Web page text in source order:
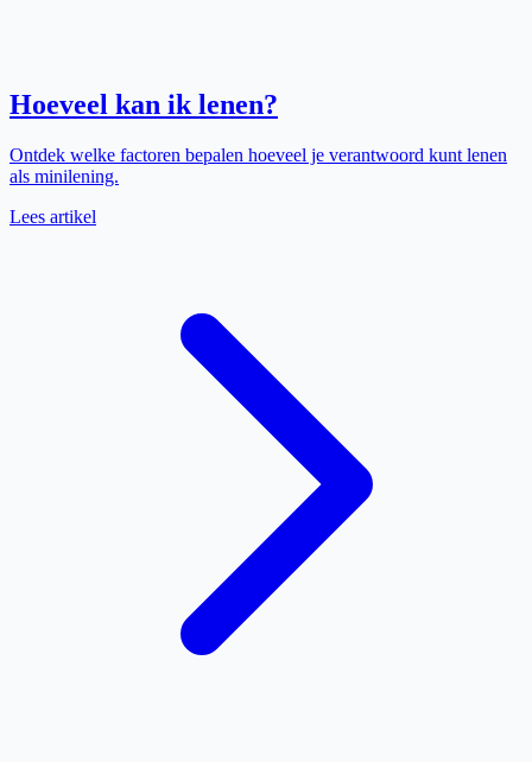
Hoeveel kan ik lenen?
Ontdek welke factoren bepalen hoeveel je verantwoord kunt lenen
als minilening.
Lees artikel